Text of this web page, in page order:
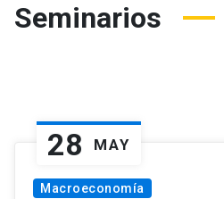
Seminarios
28 MAY
Macroeconomía